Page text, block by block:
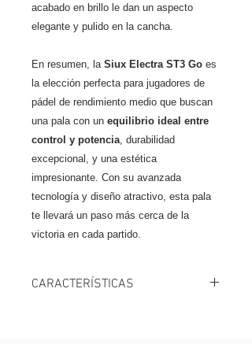
acabado en brillo le dan un aspecto
elegante y pulido en la cancha.
En resumen, la Siux Electra ST3 Go es
la elección perfecta para jugadores de
pádel de rendimiento medio que buscan
una pala con un equilibrio ideal entre
control y potencia, durabilidad
excepcional, y una estética
impresionante. Con su avanzada
tecnología y diseño atractivo, esta pala
te llevará un paso más cerca de la
victoria en cada partido.
CARACTERÍSTICAS